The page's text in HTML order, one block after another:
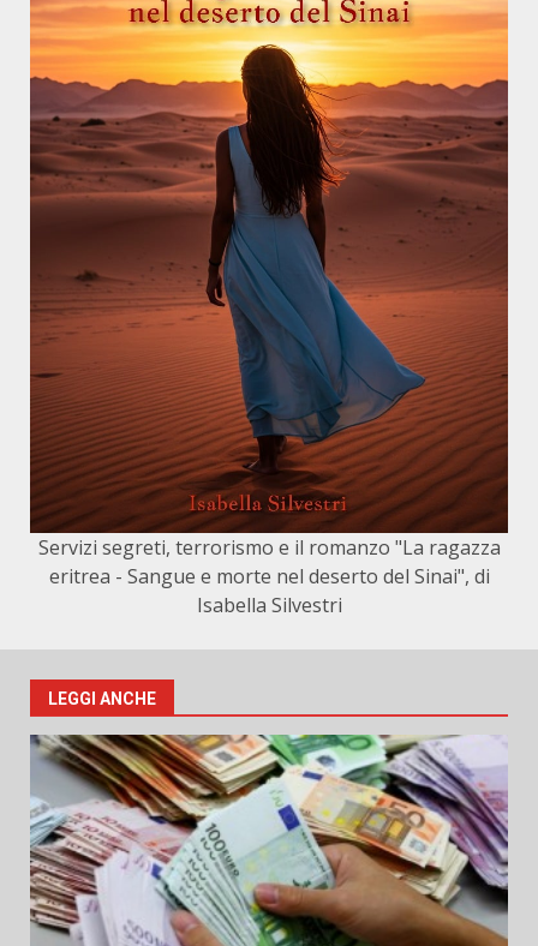
Servizi segreti, terrorismo e il romanzo "La ragazza
eritrea - Sangue e morte nel deserto del Sinai", di
Isabella Silvestri
LEGGI ANCHE